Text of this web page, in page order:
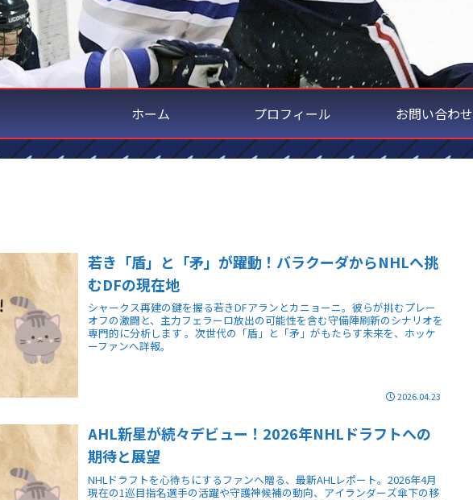
ホーム プロフィール お問い合わせ
若き「盾」と「矛」が躍動！バラクーダからNHLへ挑
むDFの現在地
シャークス再建の鍵を握る若きDFアランとカニョーニ。彼らが挑むプレー
オフの激闘と、主力フェラーロ放出の可能性を含む守備陣刷新のシナリオを
専門的に分析します 。次世代の「盾」と「矛」がもたらす未来を、ホッケ
ーファンへ詳報。
2026.04.23
AHL新星が続々デビュー！2026年NHLドラフトへの
期待と展望
NHLドラフトを心待ちにするファンへ贈る、最新AHLレポート。2026年4月
現在の1巡目指名選手の活躍や守護神候補の動向、アイランダーズ傘下の移